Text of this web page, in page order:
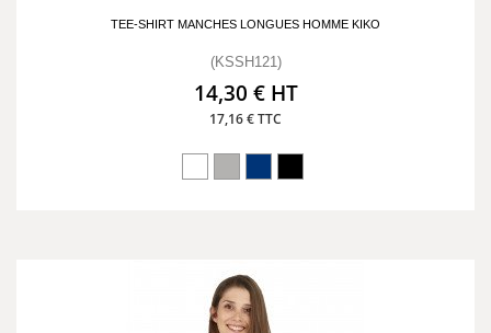
TEE-SHIRT MANCHES LONGUES HOMME KIKO
(KSSH121)
14,30 € HT
17,16 € TTC